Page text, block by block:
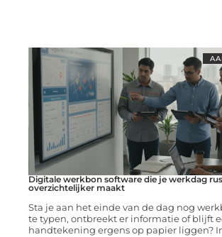
Digitale werkbon software die je werkdag
overzichtelijker maakt
Sta je aan het einde van de dag nog
te typen, ontbreekt er informatie of blijft
handtekening ergens op papier liggen?